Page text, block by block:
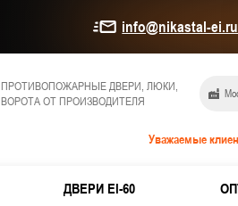
info@nikastal-ei.ru
ПРОТИВОПОЖАРНЫЕ ДВЕРИ, ЛЮКИ,
ВОРОТА ОТ ПРОИЗВОДИТЕЛЯ
Уважаемые
ДВЕРИ EI-60